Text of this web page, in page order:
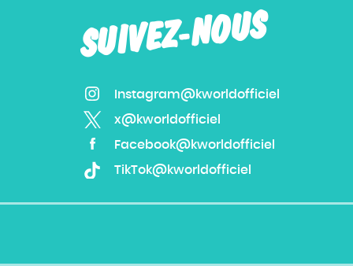
SUIVEZ-NOUS
Instagram@kworldofficiel
x@kworldofficiel
Facebook@kworldofficiel
TikTok@kworldofficiel